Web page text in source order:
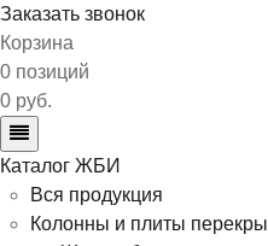
Заказать звонок
Корзина
0 позиций
0 руб.
Каталог ЖБИ
Вся продукция
Колонны и плиты